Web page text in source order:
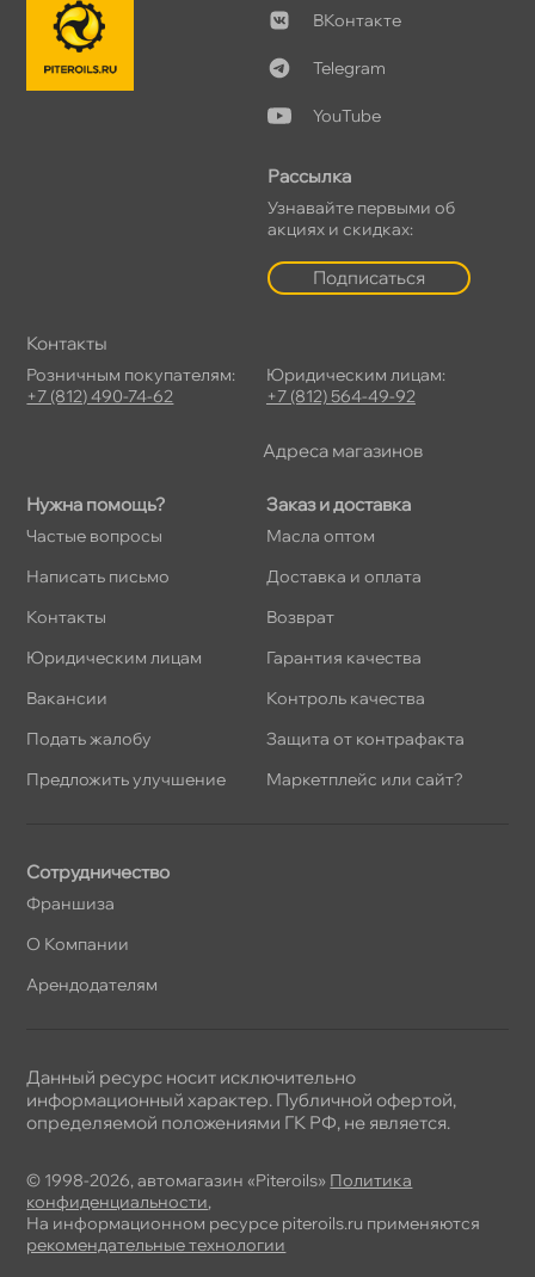
Нужна помощь?
Частые вопросы
Написать письмо
Контакты
Юридическим лицам
акансии
Подать жалобу
Предложить улучшение
Заказ и доставка
Масла оптом
Доставка и оплата
озврат
Гарантия качества
Контроль качества
Защита от контрафакта
Маркетплейс или сайт?
Контакте
Telegram
YouTube
Рассылка
Узнавайте первыми о
акциях и скидках:
Подписаться
Сотрудничество
Франшиза
О Компании
Арендодателям
Контакты
Розничным покупателям:
+7 (812) 490-74-62
Юридическим лицам:
+7 (812) 564-49-92
Адреса магазино
© 1998-2026, автомагазин «Piteroils» Политика
конфиденциальности,
На информационном ресурсе piteroils.ru применяются
рекомендательные технологии
Данный ресурс носит исключительно
информационный характер. Публичной офертой,
определяемой положениями ГК РФ, не является.